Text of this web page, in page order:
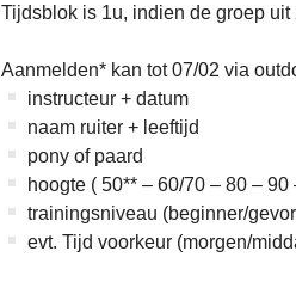
Tijdsblok is 1u, indien de groep
Aanmelden* kan tot 07/02 via
instructeur + datum
naam ruiter + leeftijd
pony of paard
hoogte ( 50** – 60/70 – 80 – 90
trainingsniveau (beginner/
evt. Tijd voorkeur (morgen/